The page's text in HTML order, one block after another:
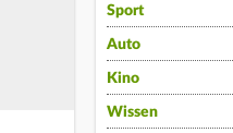
Sport
Auto
Kino
Wissen